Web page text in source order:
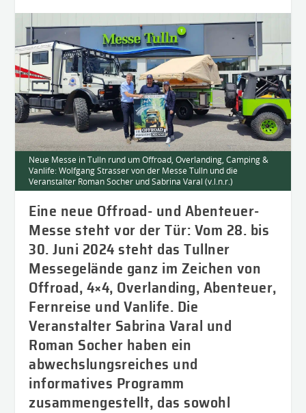
Neue Messe in Tulln rund um Offroad, Overlanding, Camping &
Vanlife: Wolfgang Strasser von der Messe Tulln und die
Veranstalter Roman Socher und Sabrina Varal (v.l.n.r.)
Eine neue Offroad- und Abenteuer-
Messe steht vor der Tür: Vom 28. bis
30. Juni 2024 steht das Tullner
Messegelände ganz im Zeichen von
Offroad, 4×4, Overlanding, Abenteuer,
Fernreise und Vanlife. Die
Veranstalter Sabrina Varal und
Roman Socher haben ein
abwechslungsreiches und
informatives Programm
zusammengestellt, das sowohl